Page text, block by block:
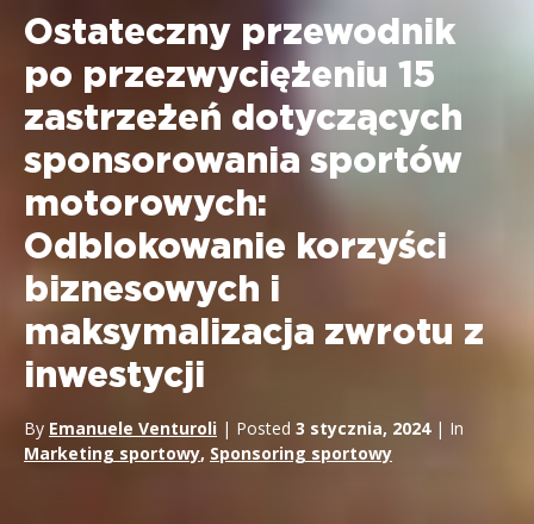
Ostateczny przewodnik
po przezwyciężeniu 15
zastrzeżeń dotyczących
sponsorowania sportów
motorowych:
Odblokowanie korzyści
biznesowych i
maksymalizacja zwrotu z
inwestycji
By Emanuele Venturoli | Posted 3 stycznia, 2024| In
Marketing sportowy, Sponsoring sportowy